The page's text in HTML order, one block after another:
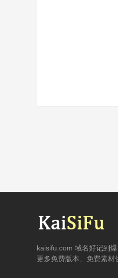
kaisifu.com 域名好记到
更多免费版本、免费素材